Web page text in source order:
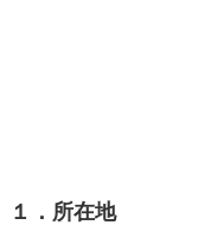
１．所在地